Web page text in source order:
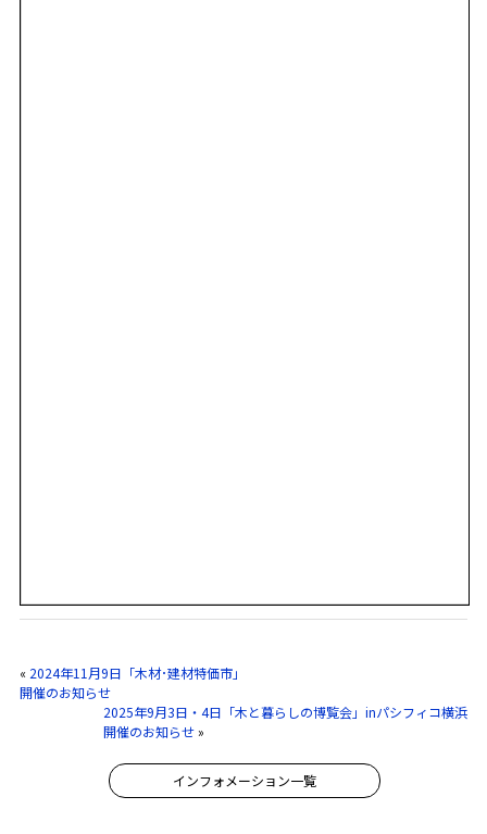
« 2024年11月9日「木材･建材特価市」
開催のお知らせ
2025年9月3日・4日「木と暮らしの博覧会」inパシフィコ横浜
開催のお知らせ»
インフォメーション一覧